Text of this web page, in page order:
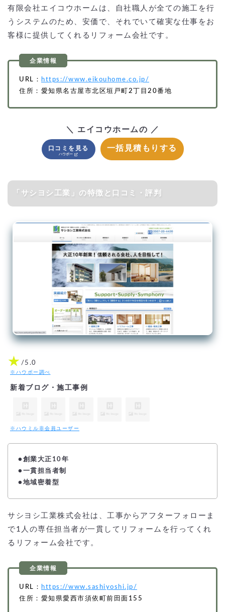
有限会社エイコウホームは、自社職人が全ての施工を行
うシステムのため、安価で、それでいて確実な仕事をお
客様に提供してくれるリフォーム会社です。
URL：
https://www.eikouhome.co.jp/
住所：愛知県名古屋市北区垣戸町2丁目20番地
＼ エイコウホームの ／
口コミを見る 一括見積もりする
「サシヨシ工業」の特徴と口コミ・評判
★ /5.0
※ハウボー調べ
新着ブログ・施工事例
※ハウミル非会員ユーザー
●創業大正10年
●一貫担当者制
●地域密着型
サシヨシ工業株式会社は、工事からアフターフォローま
で1人の専任担当者が一貫してリフォームを行ってくれ
るリフォーム会社です。
URL：
https://www.sashiyoshi.jp/
住所：愛知県愛西市須依町前田面155